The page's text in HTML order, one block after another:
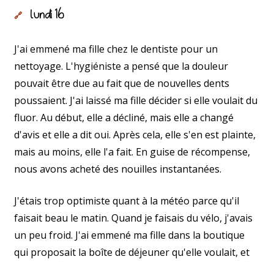
🔗 lundi 16
J'ai emmené ma fille chez le dentiste pour un
nettoyage. L'hygiéniste a pensé que la douleur
pouvait être due au fait que de nouvelles dents
poussaient. J'ai laissé ma fille décider si elle voulait du
fluor. Au début, elle a décliné, mais elle a changé
d'avis et elle a dit oui. Après cela, elle s'en est plainte,
mais au moins, elle l'a fait. En guise de récompense,
nous avons acheté des nouilles instantanées.
J'étais trop optimiste quant à la météo parce qu'il
faisait beau le matin. Quand je faisais du vélo, j'avais
un peu froid. J'ai emmené ma fille dans la boutique
qui proposait la boîte de déjeuner qu'elle voulait, et